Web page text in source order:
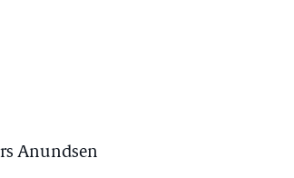
Anundsen